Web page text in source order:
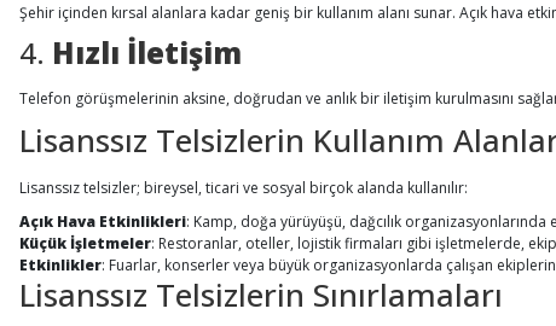
Şehir içinden kırsal alanlara kadar geniş bir kullanım alanı sunar. Açık hava
4. Hızlı İletişim
Telefon görüşmelerinin aksine, doğrudan ve anlık bir iletişim kurulmasını
Lisanssız Telsizlerin Kullanım
Lisanssız telsizler; bireysel, ticari ve sosyal birçok alanda kullanılır:
Açık Hava Etkinlikleri: Kamp, doğa yürüyüşü, dağcılık
Küçük İşletmeler: Restoranlar, oteller, lojistik firmaları gibi işletmelerde,
Etkinlikler: Fuarlar, konserler veya büyük organizasyonlarda çalışan
Lisanssız Telsizlerin Sınırlamaları